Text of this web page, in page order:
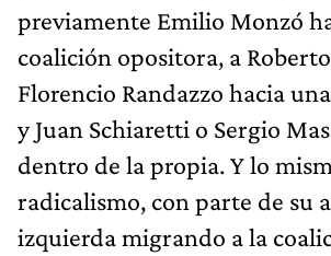
previamente Emilio Monzó
coalición opositora, a
Florencio Randazzo hacia
y Juan Schiaretti o Sergio
dentro de la propia. Y lo
radicalismo, con parte de su
izquierda migrando a la